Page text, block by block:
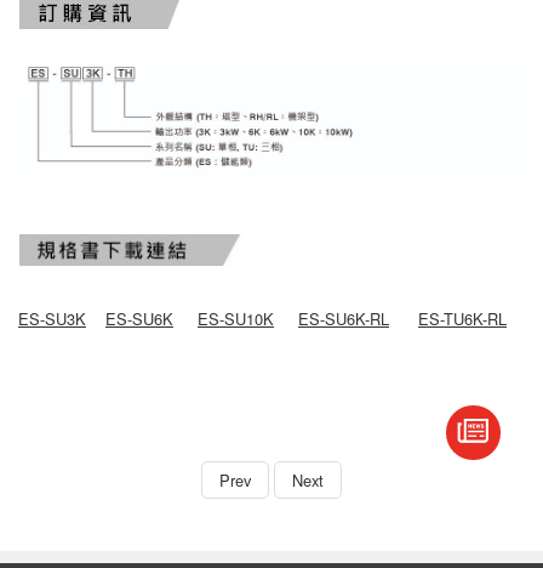
ES-SU3K ES-SU6K ES-SU10K ES-SU6K-RL ES-TU6K-RL
Prev Next